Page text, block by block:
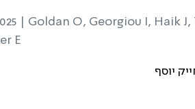
| Goldan O, Georgiou I, Haik J,
E
יוסף